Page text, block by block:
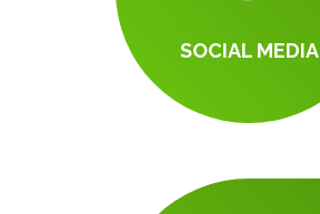
SOCIAL MEDIA